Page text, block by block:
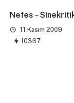
Nefes –
11 Kasım 2009
10367